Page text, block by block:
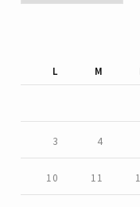
L
M
3 4
10 11